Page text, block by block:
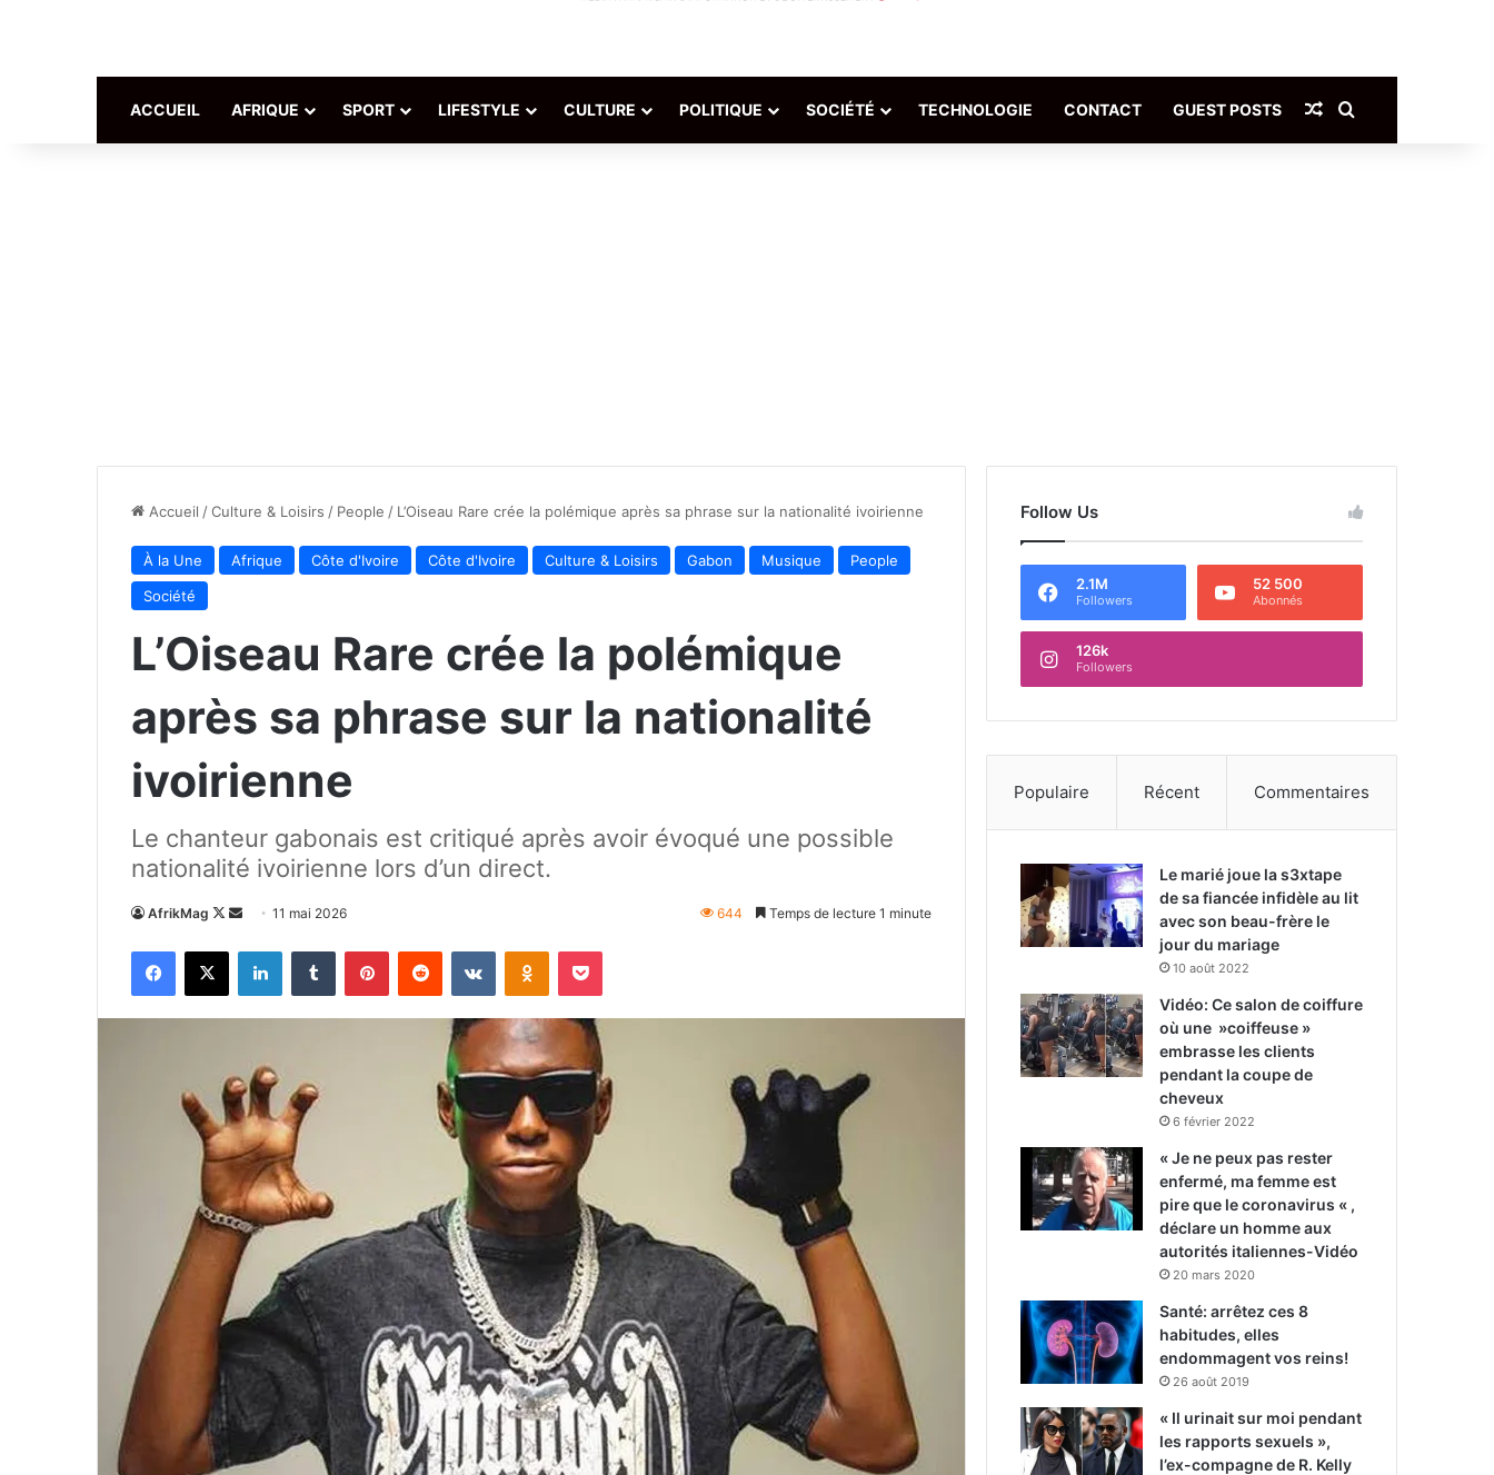
ACCUEIL AFRIQUE SPORT LIFESTYLE CULTURE POLITIQUE SOCIÉTÉ TECHNOLOGIE CONTACT GUEST POSTS Article Aléatoire
Accueil /Culture & Loisirs / People / L’Oiseau Rare crée la polémique après sa phrase sur la nationalité ivoirienne
À la Une Afrique Côte d'Ivoire Côte d'Ivoire Culture & Loisirs Gabon Musique
People
Société
L’Oiseau Rare crée la polémique
après sa phrase sur la nationalité
ivoirienne
Le chanteur gabonais est critiqué après avoir évoqué une possible
nationalité ivoirienne lors d’un direct.
AfrikMag
Follow
Envoyer
courriel
11 mai 2026 644 Temps de lecture 1 minute
Facebook
X LinkedinTumblr PinterestReddit VKontakteOdnoklassniki
Pocket
Follow Us
2.1M
Followers
52 500
Abonnés
126k
Followers
Populaire Récent Commentaires
Le marié joue la s3xtape
de sa fiancée infidèle au lit
avec son beau-frère le
jour du mariage
10 août 2022
Vidéo: Ce salon de coiffure
où une »coiffeuse »
embrasse les clients
pendant la coupe de
cheveux
6 février 2022
« Je ne peux pas rester
enfermé, ma femme est
pire que le coronavirus « ,
déclare un homme aux
autorités italiennes-Vidéo
20 mars 2020
Santé: arrêtez ces 8
habitudes, elles
endommagent vos reins!
26 août 2019
« Il urinait sur moi pendant
les rapports sexuels »,
l’ex-compagne de R. Kelly